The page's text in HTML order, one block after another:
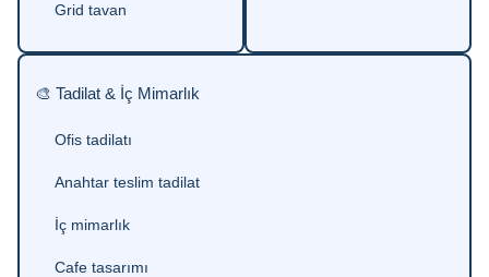
Grid tavan
🎨 Tadilat & İç Mimarlık
Ofis tadilatı
Anahtar teslim tadilat
İç mimarlık
Cafe tasarımı